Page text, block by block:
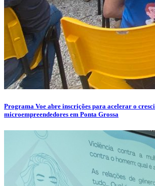
Programa Voe abre inscrições para acelerar o
microempreendedores em Ponta Grossa